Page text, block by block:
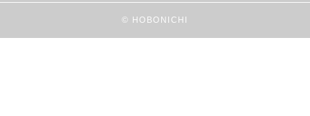
© HOBONICHI